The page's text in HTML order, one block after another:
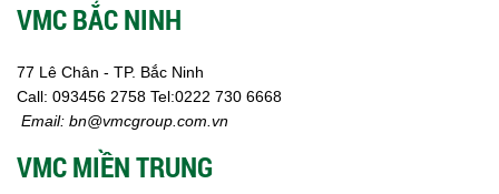
VMC BẮC NINH
77 Lê Chân - TP. Bắc Ninh
Call: 093456 2758 Tel:0222 730 6668
Email: bn@vmcgroup.com.vn
VMC MIỀN TRUNG